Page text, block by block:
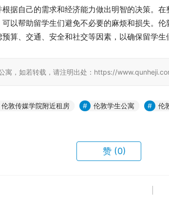
据自己的需求和经济能力做出明智的决策。
以帮助留学生们避免不必要的麻烦和损失。
算、交通、安全和社交等因素，以确保留学生
寓，如若转载，请注明出处：https://
伦敦传媒学院附近租房 伦敦学生公寓 伦
赞 (0)